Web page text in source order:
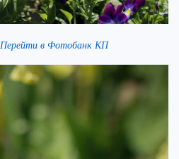
Перейти в Фотобанк КП